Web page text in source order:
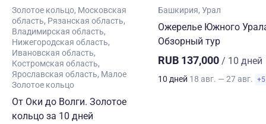
Золотое кольцо Московская
область Рязанская область
Владимирская область
Нижегородская область
Ивановская область
Костромская область
Ярославская область Малое
Золотое кольцо
От Оки до Волги. Золотое
кольцо за 10 дней
Башкирия Урал
Ожерелье Южного
Обзорный тур
RUB 137,000 / 10 дней
10 дней 18 авг. — 27 авг. +5